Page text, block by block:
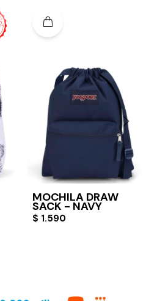
MOCHILA DRAW
SACK - NAVY
$ 1.590